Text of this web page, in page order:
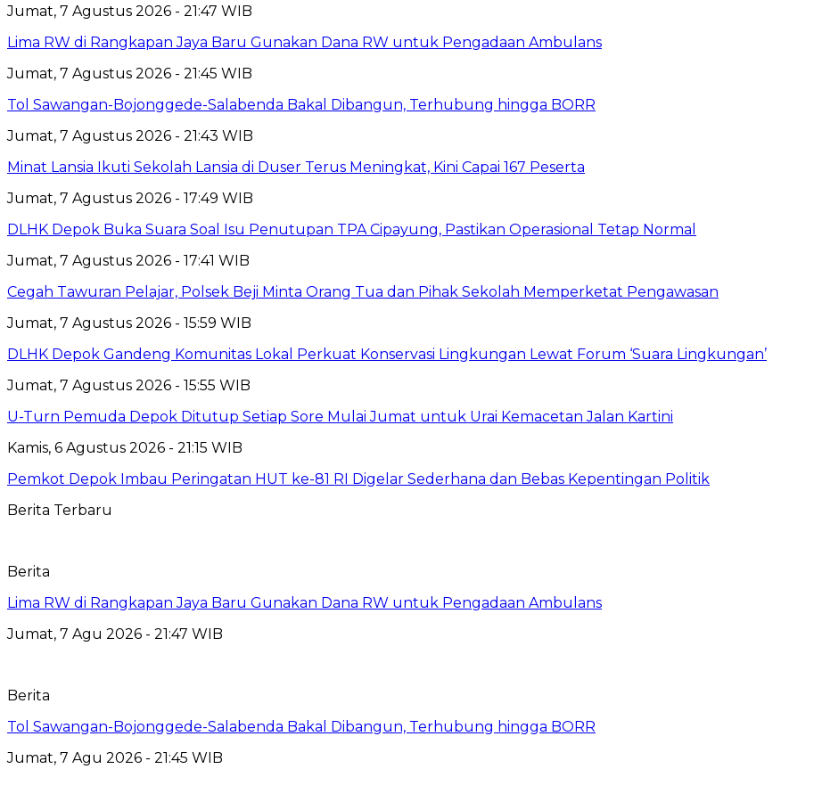
Jumat, 7 Agustus 2026 - 21:47 WIB
Lima RW di Rangkapan Jaya Baru Gunakan Dana RW untuk Pengadaan Ambulans
Jumat, 7 Agustus 2026 - 21:45 WIB
Tol Sawangan-Bojonggede-Salabenda Bakal Dibangun, Terhubung hingga BORR
Jumat, 7 Agustus 2026 - 21:43 WIB
Minat Lansia Ikuti Sekolah Lansia di Duser Terus Meningkat, Kini Capai 167 Peserta
Jumat, 7 Agustus 2026 - 17:49 WIB
DLHK Depok Buka Suara Soal Isu Penutupan TPA Cipayung, Pastikan Operasional Tetap Normal
Jumat, 7 Agustus 2026 - 17:41 WIB
Cegah Tawuran Pelajar, Polsek Beji Minta Orang Tua dan Pihak Sekolah Memperketat Pengawasan
Jumat, 7 Agustus 2026 - 15:59 WIB
DLHK Depok Gandeng Komunitas Lokal Perkuat Konservasi Lingkungan Lewat Forum ‘Suara Lingkungan’
Jumat, 7 Agustus 2026 - 15:55 WIB
U-Turn Pemuda Depok Ditutup Setiap Sore Mulai Jumat untuk Urai Kemacetan Jalan Kartini
Kamis, 6 Agustus 2026 - 21:15 WIB
Pemkot Depok Imbau Peringatan HUT ke-81 RI Digelar Sederhana dan Bebas Kepentingan Politik
Berita Terbaru
Berita
Lima RW di Rangkapan Jaya Baru Gunakan Dana RW untuk Pengadaan Ambulans
Jumat, 7 Agu 2026 - 21:47 WIB
Berita
Tol Sawangan-Bojonggede-Salabenda Bakal Dibangun, Terhubung hingga BORR
Jumat, 7 Agu 2026 - 21:45 WIB